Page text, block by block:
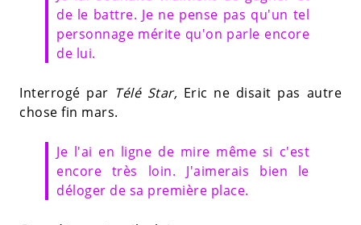
de le battre. Je ne pense pas qu'un tel
personnage mérite qu'on parle encore
de lui.
Interrogé par Télé Star, Eric ne disait pas autre
chose fin mars.
Je l'ai en ligne de mire même si c'est
encore très loin. J'aimerais bien le
déloger de sa première place.